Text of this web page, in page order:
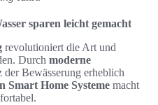
sparen leicht gemacht
revolutioniert die Art und
Durch moderne
Bewässerung erheblich
Smart Home Systeme macht